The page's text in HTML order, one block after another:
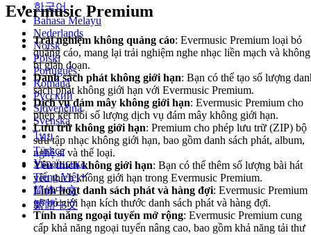
한국어
Bahasa Melayu
Nederlands
Norsk
Polski
Português
Română
Русский
Slovenčina
Svenska
ไทย
Türkçe
Українська
Tiếng Việt
简体中文
繁體中文
Evermusic Premium
Trải nghiệm không quảng cáo: Evermusic Premium loại bỏ
quảng cáo, mang lại trải nghiệm nghe nhạc liền mạch và không
bị gián đoạn.
Danh sách phát không giới hạn: Bạn có thể tạo số lượng
sách phát không giới hạn với Evermusic Premium.
Dịch vụ đám mây không giới hạn: Evermusic Premium cho
phép kết nối số lượng dịch vụ đám mây không giới hạn.
Lưu trữ không giới hạn: Premium cho phép lưu trữ (ZIP) bộ
sưu tập nhạc không giới hạn, bao gồm danh sách phát, album,
nghệ sĩ và thể loại.
Yêu thích không giới hạn: Bạn có thể thêm số lượng bài hát
yêu thích không giới hạn trong Evermusic Premium.
Linh hoạt danh sách phát và hàng đợi: Evermusic Premium
gỡ bỏ giới hạn kích thước danh sách phát và hàng đợi.
Tính năng ngoại tuyến mở rộng: Evermusic Premium cung
cấp khả năng ngoại tuyến nâng cao, bao gồm khả năng tải thư